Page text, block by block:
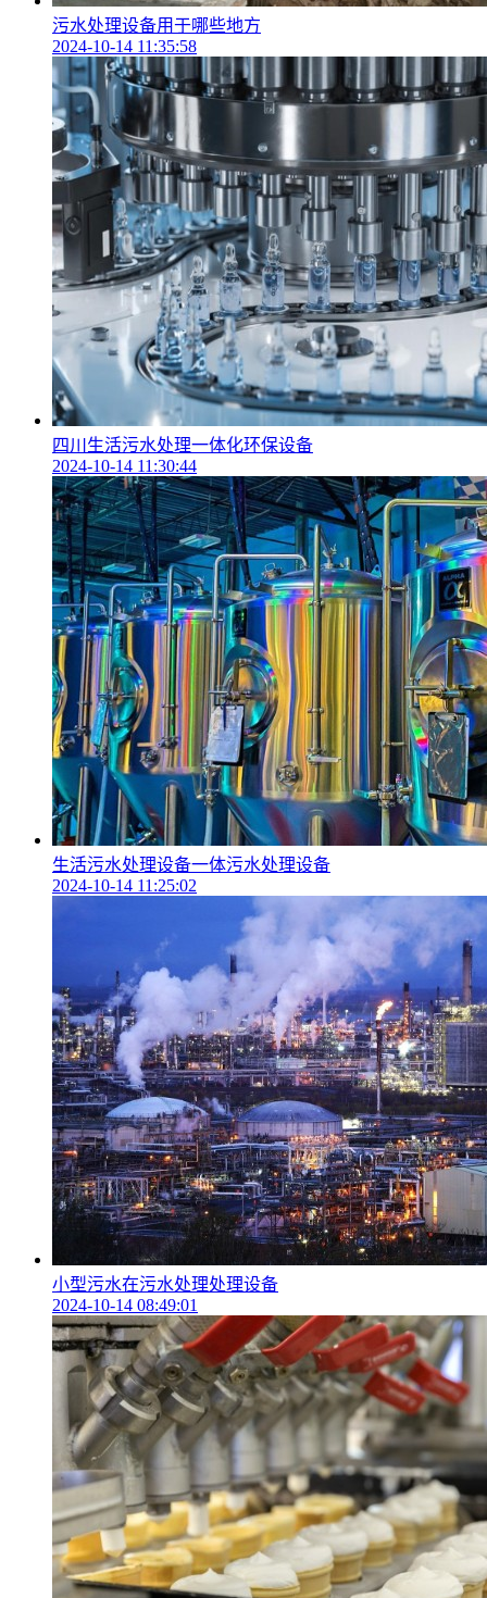
污水处理设备用于哪些地方
2024-10-14 11:35:58
四川生活污水处理一体化环保设备
2024-10-14 11:30:44
生活污水处理设备一体污水处理设备
2024-10-14 11:25:02
小型污水在污水处理处理设备
2024-10-14 08:49:01